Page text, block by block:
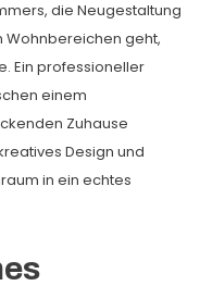
die Neugestaltung
Wohnbereichen geht,
Ein professioneller
einem
Zuhause
Design und
in ein echtes